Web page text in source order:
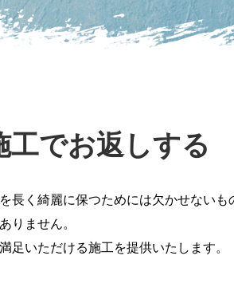
でお返しする
長く綺麗に保つためには欠かせないも
りません。
いただける施工を提供いたします。